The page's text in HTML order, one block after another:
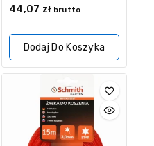
0
44,07 zł brutto
Dodaj Do Koszyka